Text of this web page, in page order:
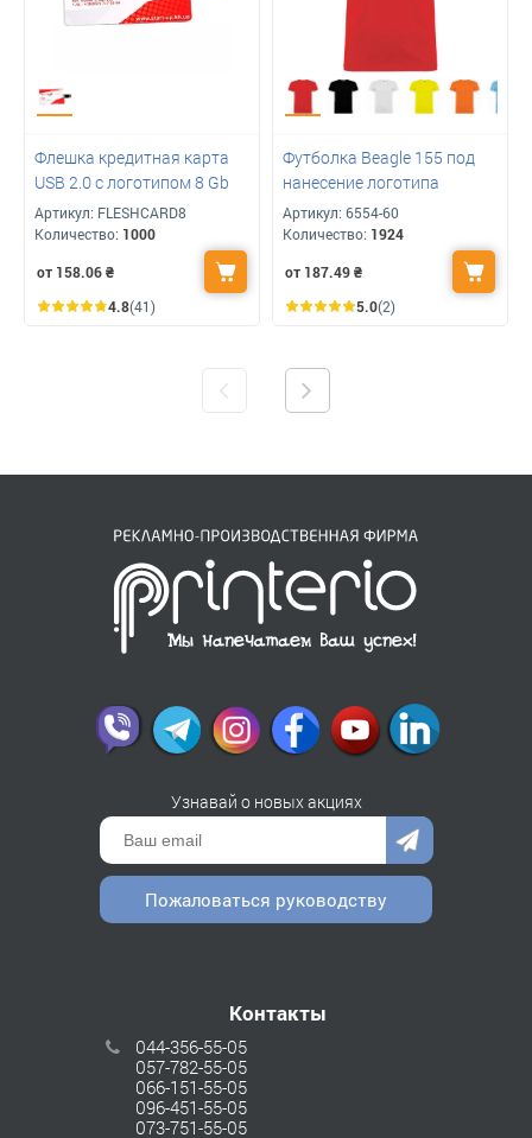
Флешка кредитная карта
USB 2.0 с логотипом 8 Gb
Артикул: FLESHCARD8
Количество: 1000
от 158.06₴
4.8(41)
Футболка Beagle 155 под
нанесение логотипа
Артикул: 6554-60
Количество: 1924
от 187.49₴
5.0(2)
Узнавай о новых акциях
Пожаловаться руководству
Контакты
044-356-55-05
057-782-55-05
066-151-55-05
096-451-55-05
073-751-55-05